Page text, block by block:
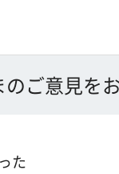
ご意見を
た